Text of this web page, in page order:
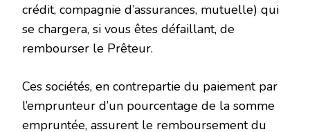
crédit, compagnie d’assurances, mutuelle) qui
se chargera, si vous êtes défaillant, de
rembourser le Prêteur.
Ces sociétés, en contrepartie du paiement par
l’emprunteur d’un pourcentage de la somme
empruntée, assurent le remboursement du